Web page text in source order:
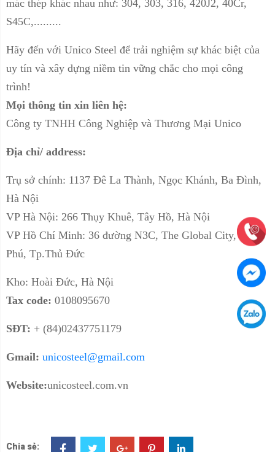
mác thép khác nhau như: 304, 303, 316, 420J2, 40Cr,
S45C,.........
Hãy đến với Unico Steel để trải nghiệm sự khác biệt của
uy tín và xây dựng niềm tin vững chắc cho mọi công
trình!
Mọi thông tin xin liên hệ:
Công ty TNHH Công Nghiệp và Thương Mại Unico
Địa chỉ/ address:
Trụ sở chính: 1137 Đê La Thành, Ngọc Khánh, Ba Đình,
Hà Nội
VP Hà Nội: 266 Thụy Khuê, Tây Hồ, Hà Nội
VP Hồ Chí Minh: 36 đường N3C, The Global City, An
Phú, Tp.Thủ Đức
Kho: Hoài Đức, Hà Nội
Tax code: 0108095670
SĐT: + (84)02437751179
Gmail: unicosteel@gmail.com
Website:unicosteel.com.vn
Chia sẻ: